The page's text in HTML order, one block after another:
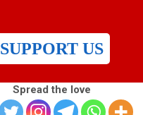
SUPPORT US
Spread the love